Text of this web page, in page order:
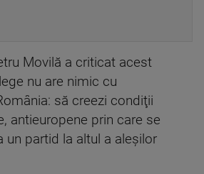
Movilă a criticat acest
nu are nimic cu
să creezi condiţii
antieuropene prin care se
un partid la altul a aleşilor